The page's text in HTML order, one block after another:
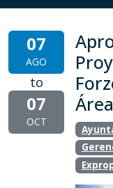
07
AGO
to
07
OCT